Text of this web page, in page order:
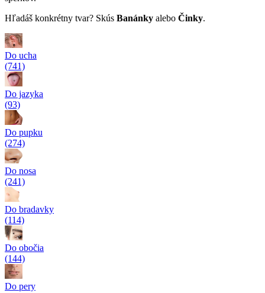
Hľadáš konkrétny tvar? Skús Banánky alebo Činky.
Do ucha
(741)
Do jazyka
(93)
Do pupku
(274)
Do nosa
(241)
Do bradavky
(114)
Do obočia
(144)
Do pery